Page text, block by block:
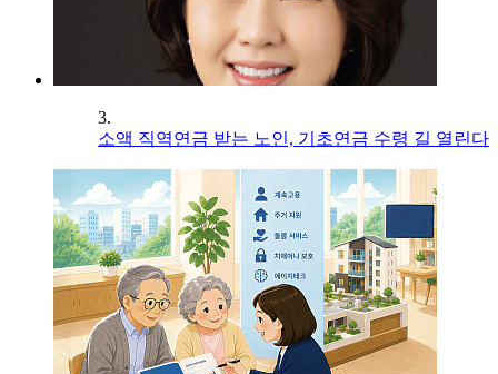
3.
소액 직역연금 받는 노인, 기초연금 수령 길 열린다